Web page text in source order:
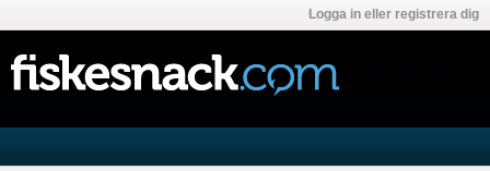
Logga in eller registrera dig